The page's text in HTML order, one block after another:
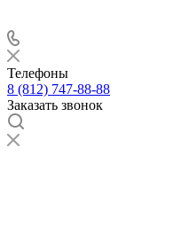
Телефоны
8 (812) 747-88-88
Заказать звонок